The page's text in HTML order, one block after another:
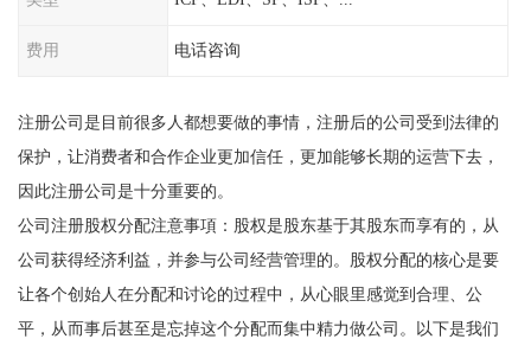
费用 电话咨询
注册公司是目前很多人都想要做的事情，注册后的公司受到法律的
保护，让消费者和合作企业更加信任，更加能够长期的运营下去，
因此注册公司是十分重要的。
公司注册股权分配注意事項：股权是股东基于其股东而享有的，从
公司获得经济利益，并参与公司经营管理的。股权分配的核心是要
让各个创始人在分配和讨论的过程中，从心眼里感觉到合理、公
平，从而事后甚至是忘掉这个分配而集中精力做公司。以下是我们